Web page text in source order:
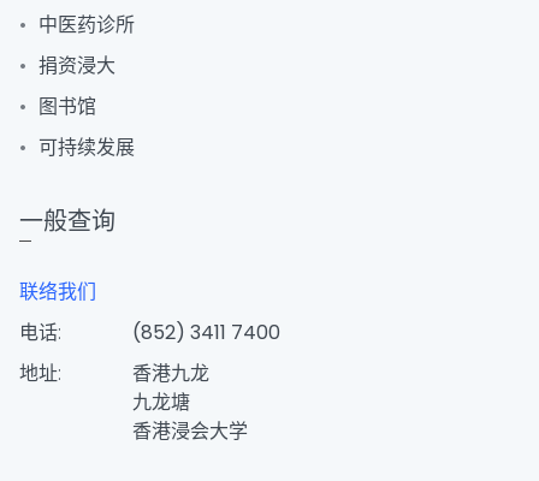
中医药诊所
捐资浸大
图书馆
可持续发展
一般查询
联络我们
电话:
(852) 3411 7400
地址:
香港九龙
九龙塘
香港浸会大学